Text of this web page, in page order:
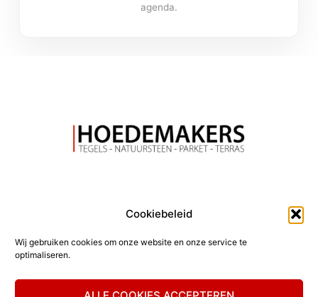
Cookiebeleid
Wij gebruiken cookies om onze website en onze service te
optimaliseren.
agenda.
info@hoedemakers.be